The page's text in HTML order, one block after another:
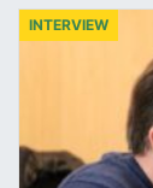
INTERVIEW